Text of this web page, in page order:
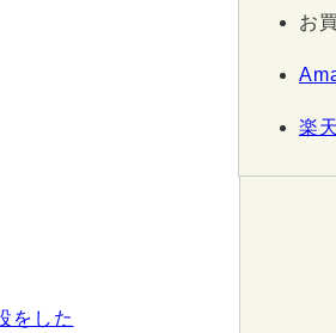
をした
お
楽